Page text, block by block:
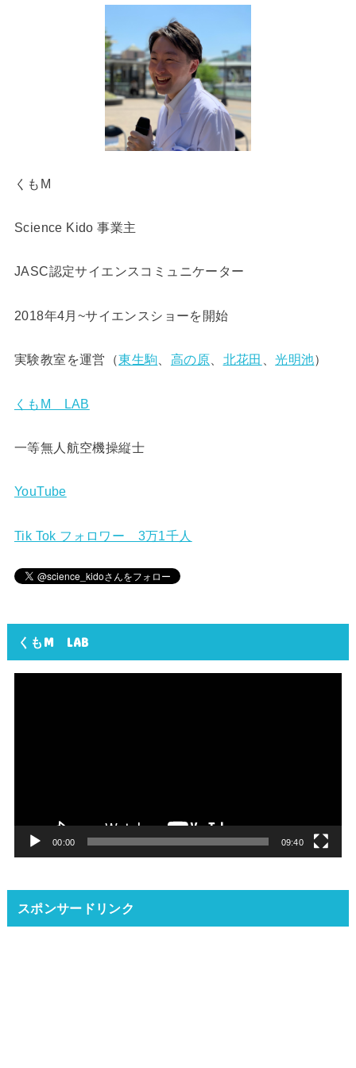
くもM
Science Kido 事業主
JASC認定サイエンスコミュニケーター
2018年4月~サイエンスショーを開始
実験教室を運営（東生駒 高の原 北花田 、光明池）
くもM LAB
一等無人航空機操縦士
YouTube
Tik Tok フォロワー 3万1千人
くもM LAB
00:00 09:40
スポンサードリンク